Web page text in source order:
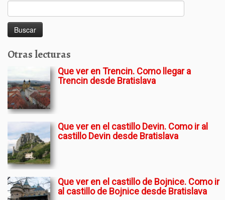
Otras lecturas
Que ver en Trencin. Como llegar a
Trencin desde Bratislava
Que ver en el castillo Devin. Como ir al
castillo Devin desde Bratislava
Que ver en el castillo de Bojnice. Como ir
al castillo de Bojnice desde Bratislava